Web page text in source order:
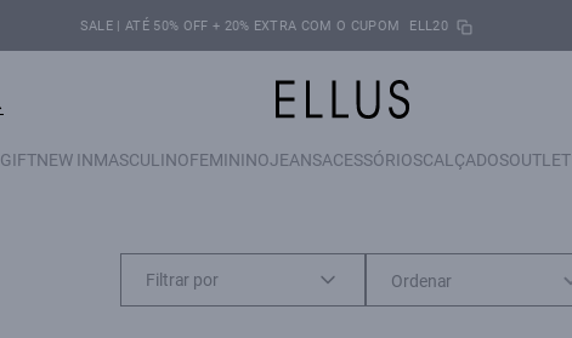
SALE | ATÉ 50% OFF + 20% EXTRA COM O CUPOM ELL20
GIFTNEW INMASCULINOFEMININOJEANSACESSÓRIOSCALÇADOSOUTLET
Filtrar por